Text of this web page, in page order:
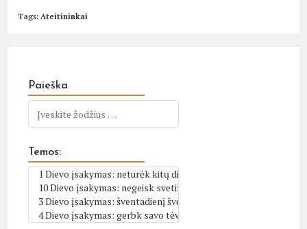
Tags:Ateitininkai
Paieška
Temos: